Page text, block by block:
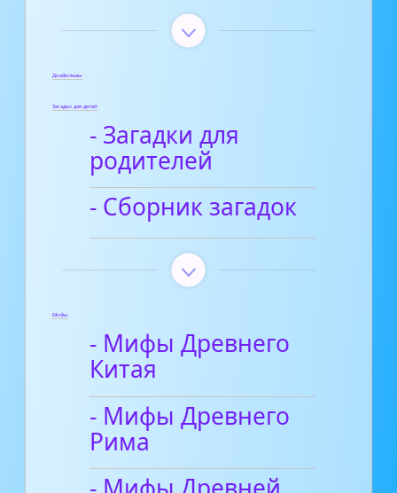
Диафильмы
Загадки для детей
- Загадки для
родителей
- Сборник загадок
Мифы
- Мифы Древнего
Китая
- Мифы Древнего
Рима